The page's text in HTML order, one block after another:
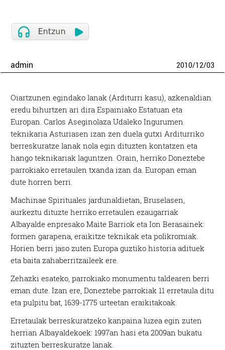
admin 2010/12/03
Oiartzunen egindako lanak (Arditurri kasu), azkenaldian
eredu bihurtzen ari dira Espainiako Estatuan eta
Europan. Carlos Aseginolaza Udaleko Ingurumen
teknikaria Asturiasen izan zen duela gutxi Arditurriko
berreskuratze lanak nola egin dituzten kontatzen eta
hango teknikariak laguntzen. Orain, herriko Doneztebe
parrokiako erretaulen txanda izan da. Europan eman
dute horren berri.
Machinae Spirituales jardunaldietan, Bruselasen,
aurkeztu dituzte herriko erretaulen ezaugarriak
Albayalde enpresako Maite Barriok eta Ion Berasainek:
formen garapena, eraikitze teknikak eta polikromiak.
Horien berri jaso zuten Europa guztiko historia adituek
eta baita zahaberritzaileek ere.
Zehazki esateko, parrokiako monumentu taldearen berri
eman dute. Izan ere, Doneztebe parrokiak 11 erretaula ditu
eta pulpitu bat, 1639-1775 urteetan eraikitakoak.
Erretaulak berreskuratzeko kanpaina luzea egin zuten
herrian Albayaldekoek: 1997an hasi eta 2009an bukatu
zituzten berreskuratze lanak.